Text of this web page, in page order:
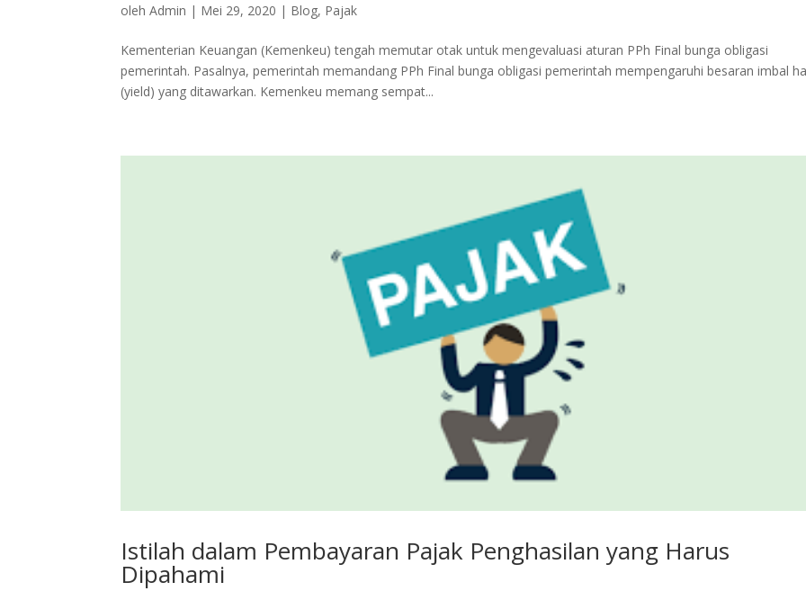
olehAdmin | Mei 29, 2020 | Blog, Pajak
Kementerian Keuangan (Kemenkeu) tengah memutar otak untuk mengevaluasi aturan PPh Final bunga obligasi
pemerintah. Pasalnya, pemerintah memandang PPh Final bunga obligasi pemerintah mempengaruhi besaran imbal
(yield) yang ditawarkan. Kemenkeu memang sempat...
Istilah dalam Pembayaran Pajak Penghasilan yang Harus
Dipahami